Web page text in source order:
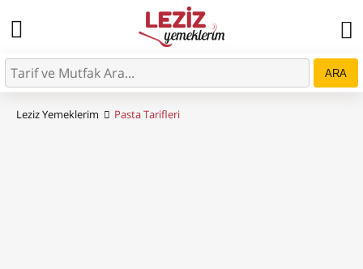
ARA
Leziz Yemeklerim Pasta Tarifleri